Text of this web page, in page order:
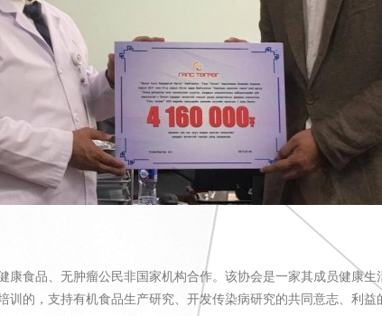
康食品、无肿瘤公民非国家机构合作。该协会是一家其成员健康
训的，支持有机食品生产研究、开发传染病研究的共同意志、利益